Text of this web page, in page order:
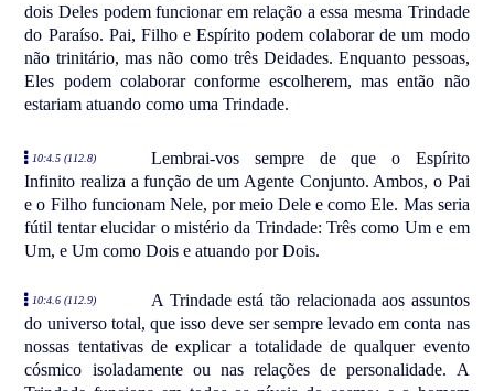
dois Deles podem funcionar em relação a essa mesma Trindade
do Paraíso. Pai, Filho e Espírito podem colaborar de um modo
não trinitário, mas não como três Deidades. Enquanto pessoas,
Eles podem colaborar conforme escolherem, mas então não
estariam atuando como uma Trindade.
10:4.5 (112.8)
Lembrai-vos sempre de que o Espírito
Infinito realiza a função de um Agente Conjunto. Ambos, o Pai
e o Filho funcionam Nele, por meio Dele e como Ele. Mas seria
fútil tentar elucidar o mistério da Trindade: Três como Um e em
Um, e Um como Dois e atuando por Dois.
10:4.6 (112.9)
A Trindade está tão relacionada aos assuntos
do universo total, que isso deve ser sempre levado em conta nas
nossas tentativas de explicar a totalidade de qualquer evento
cósmico isoladamente ou nas relações de personalidade. A